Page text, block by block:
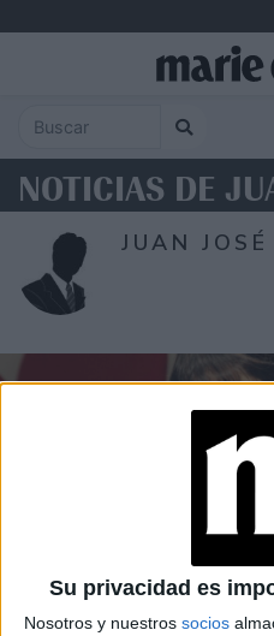
Su privacidad es
Nosotros y nuestros socios
NOTICIAS DE
JUAN